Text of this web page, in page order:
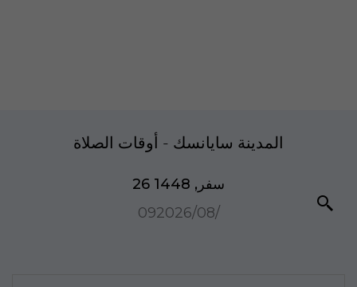
المدينة سايانسك - أوقات الصلاة
26 سفر, 1448
09‏/08‏/2026